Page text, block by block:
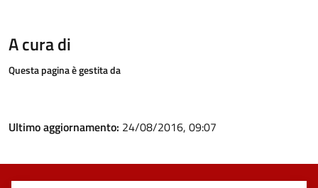
A cura di
Questa pagina è gestita da
Ultimo aggiornamento: 24/08/2016, 09:07